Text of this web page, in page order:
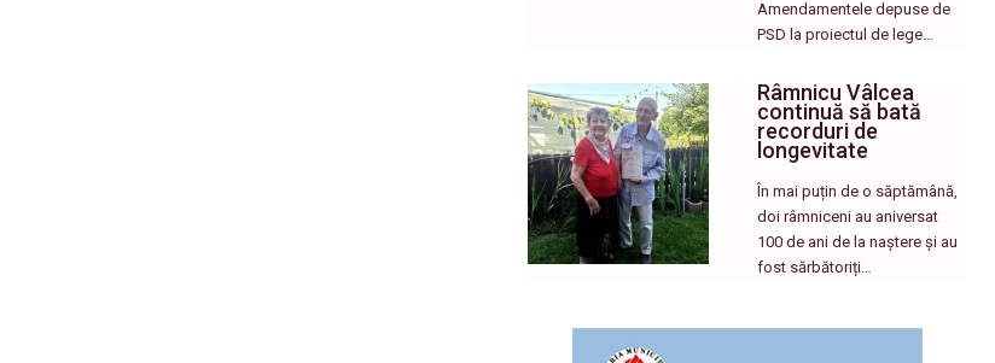
Amendamentele depuse de
PSD la proiectul de lege…
Râmnicu Vâlcea
continuă să bată
recorduri de
longevitate
În mai puțin de o săptămână,
doi râmniceni au aniversat
100 de ani de la naștere și au
fost sărbătoriți…